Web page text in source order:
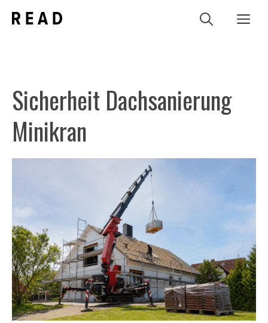
Inhalt
Sicherheit Dachsanierung
Minikran